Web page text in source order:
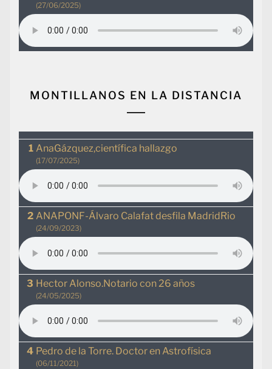
(27/06/2025)
MONTILLANOS EN LA DISTANCIA
AnaGázquez,científica hallazgo
(17/07/2025)
ANAPONF-Álvaro Calafat desfila MadridRio
(24/09/2023)
Hector Alonso.Notario con 26 años
(24/05/2025)
Pedro de la Torre. Doctor en Astrofísica
(06/11/2021)